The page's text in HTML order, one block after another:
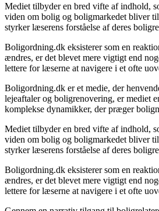
Mediet tilbyder en bred vifte af indhold,
viden om bolig og boligmarkedet bliver
styrker læserens forståelse af deres
Boligordning.dk eksisterer som en
ændres, er det blevet mere vigtigt end
lettere for læserne at navigere i et ofte
Boligordning.dk er et medie, der
lejeaftaler og boligrenovering, er mediet
komplekse dynamikker, der præger
Mediet tilbyder en bred vifte af indhold,
viden om bolig og boligmarkedet bliver
styrker læserens forståelse af deres
Boligordning.dk eksisterer som en
ændres, er det blevet mere vigtigt end
lettere for læserne at navigere i et ofte